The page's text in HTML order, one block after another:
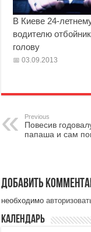
В Киеве 24-
водителю
голову
03.09.2013
Previous
Повесив
папаша и сам
Добавить
необходимо
Календарь